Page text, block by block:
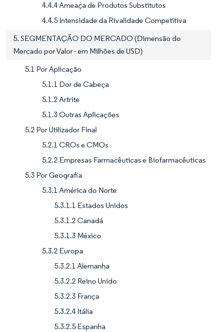
4.4.4 Ameaça de Produtos Substitutos
4.4.5 Intensidade da Rivalidade Competitiva
5. SEGMENTAÇÃO DO MERCADO (Dimensão do
Mercado por Valor - em Milhões de USD)
5.1 Por Aplicação
5.1.1 Dor de Cabeça
5.1.2 Artrite
5.1.3 Outras Aplicações
5.2 Por Utilizador Final
5.2.1 CROs e CMOs
5.2.2 Empresas Farmacêuticas e Biofarmacêuticas
5.3 Por Geografia
5.3.1 América do Norte
5.3.1.1 Estados Unidos
5.3.1.2 Canadá
5.3.1.3 México
5.3.2 Europa
5.3.2.1 Alemanha
5.3.2.2 Reino Unido
5.3.2.3 França
5.3.2.4 Itália
5.3.2.5 Espanha